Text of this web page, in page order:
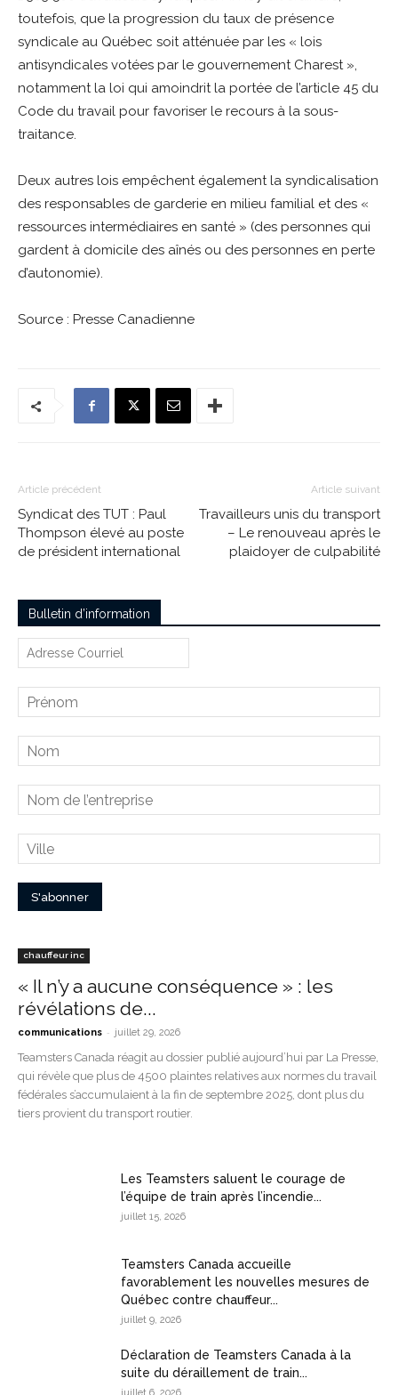
toutefois, que la progression du taux de présence
syndicale au Québec soit atténuée par les « lois
antisyndicales votées par le gouvernement Charest »,
notamment la loi qui amoindrit la portée de l’article 45 du
Code du travail pour favoriser le recours à la sous-
traitance.
Deux autres lois empêchent également la syndicalisation
des responsables de garderie en milieu familial et des «
ressources intermédiaires en santé » (des personnes qui
gardent à domicile des aînés ou des personnes en perte
d’autonomie).
Source : Presse Canadienne
Article précédent
Syndicat des TUT : Paul
Thompson élevé au poste
de président international
Article suivant
Travailleurs unis du transport
– Le renouveau après le
plaidoyer de culpabilité
Bulletin d’information
chauffeur inc
« Il n’y a aucune conséquence » : les
révélations de...
communications - juillet 29, 2026
Teamsters Canada réagit au dossier publié aujourd’hui par La Presse,
qui révèle que plus de 4500 plaintes relatives aux normes du travail
fédérales s’accumulaient à la fin de septembre 2025, dont plus du
tiers provient du transport routier.
Les Teamsters saluent le courage de
l’équipe de train après l’incendie...
juillet 15, 2026
Teamsters Canada accueille
favorablement les nouvelles mesures de
Québec contre chauffeur...
juillet 9, 2026
Déclaration de Teamsters Canada à la
suite du déraillement de train...